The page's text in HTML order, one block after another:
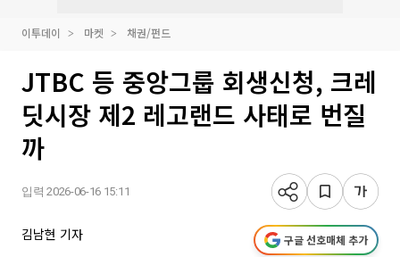
이투데이 마켓 채권/펀드
JTBC 등 중앙그룹 회생신청, 크레
딧시장 제2 레고랜드 사태로 번질
까
입력 2026-06-16 15:11
김남현 기자 구글 선호매체 추가